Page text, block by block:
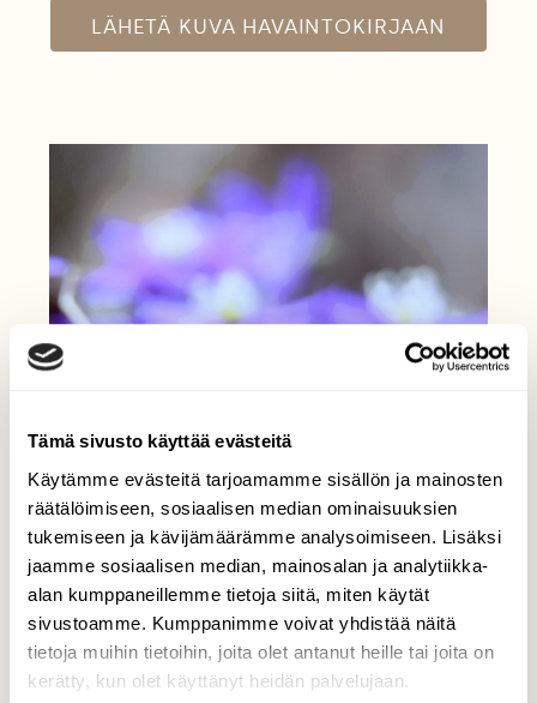
Tämä sivusto käyttää evästeitä
Käytämme evästeitä tarjoamamme sisällön ja mainosten
räätälöimiseen, sosiaalisen median ominaisuuksien
tukemiseen ja kävijämäärämme analysoimiseen. Lisäksi
jaamme sosiaalisen median, mainosalan ja analytiikka-
alan kumppaneillemme tietoja siitä, miten käytät
sivustoamme. Kumppanimme voivat yhdistää näitä
tietoja muihin tietoihin, joita olet antanut heille tai joita on
kerätty, kun olet käyttänyt heidän palvelujaan.
LÄHETÄ KUVA HAVAINTOKIRJAAN